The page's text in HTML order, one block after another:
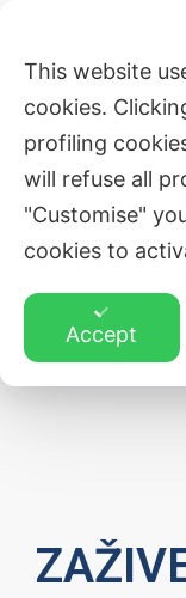
content
ZVEZA
This website
cookies.
profiling
will refuse all
"Customise"
cookies to
Accept